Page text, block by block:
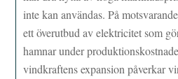
inte kan användas. På
ett överutbud av elektricitet som
hamnar under
vindkraftens expansion påverkar